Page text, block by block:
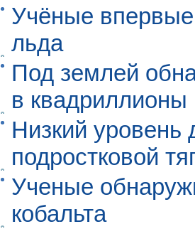
Учёные впервые
льда
Под землей
в квадриллионы
Низкий
подростковой
Ученые
кобальта